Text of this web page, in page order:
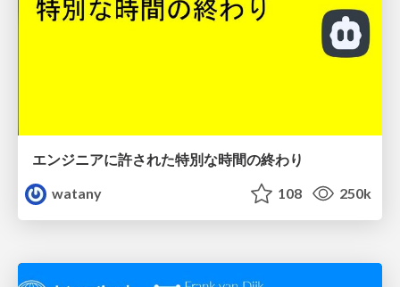
エンジニアに許された特別な時間の終わり
watany
108 250k